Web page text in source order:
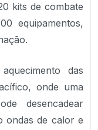
kits de combate
equipamentos,
das
onde uma
desencadear
ondas de calor e